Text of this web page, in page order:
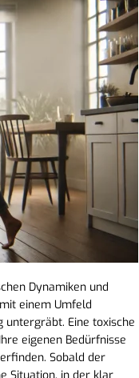
Dynamiken und
einem Umfeld
Eine toxische
eigenen Bedürfnisse
Sobald der